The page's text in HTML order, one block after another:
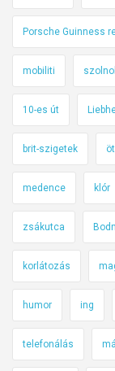
Porsche Guinness
mobiliti
10-es út
brit-szigetek
medence klór
zsákutca
korlátozás
humor ing
telefonálás